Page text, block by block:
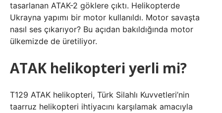
tasarlanan ATAK-2 göklere çıktı. Helikopterde
Ukrayna yapımı bir motor kullanıldı. Motor savaşta
nasıl ses çıkarıyor? Bu açıdan bakıldığında motor
ülkemizde de üretiliyor.
ATAK helikopteri yerli mi?
T129 ATAK helikopteri, Türk Silahlı Kuvvetleri’nin
taarruz helikopteri ihtiyacını karşılamak amacıyla